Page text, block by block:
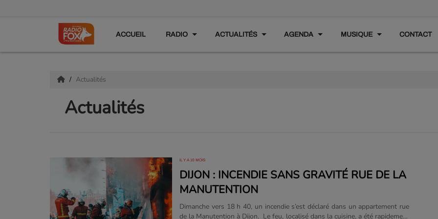
ACCUEIL RADIO ACTUALITÉS AGENDA MUSIQUE CONTACT
Actualités
Actualités
IL Y A 10 MOIS
DIJON : INCENDIE SANS GRAVITÉ RUE DE LA
MANUTENTION
Dimanche vers 18 h 40, un incendie s’est déclaré dans un appartement rue
de la Manutention à Dijon. Le feu, localisé dans la cuisine, a été rapidement